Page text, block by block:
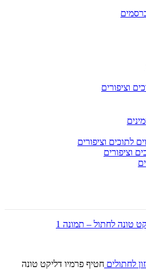
וציפורים
לתוכים וציפורים
וציפורים
לחתולים חטיף פרמיו דליקט טונה